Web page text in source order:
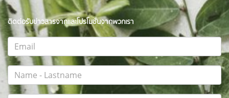
ติดต่อรับข่าวสารจากและโปรโมชั่นจากพวกเรา